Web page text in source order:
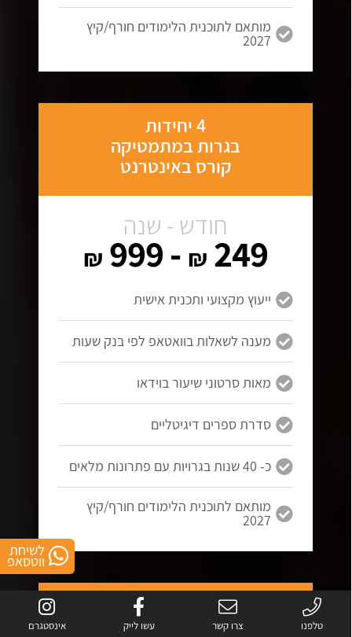
מותאם לתוכנית הלימודים חורף/קיץ
2027
4 יחידות
בגרות במתמטיקה
קורס באינטרנט
חודש - שנה
249
₪
- 999
₪
ייעוץ מקצועי ותכנית אישית
מענה לשאלות בוואטאפ לפי בנק שעות
מאות סרטוני שיעור בוידאו
סדרת ספרים דיגיטליים
כ- 40 שנות בגרויות עם פתרונות מלאים
מותאם לתוכנית הלימודים חורף/קיץ
2027
בגרות במתמטיקה
לשיחת
ווטסאפ
טלפנו צרו קשר עשו לייק אינסטגרם